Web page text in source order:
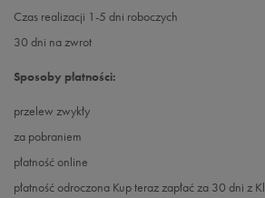
Czas realizacji 1-5 dni roboczych
30 dni na zwrot
Sposoby płatności:
przelew zwykły
za pobraniem
płatność online
płatność odroczona Kup teraz zapłać za 30 dni z